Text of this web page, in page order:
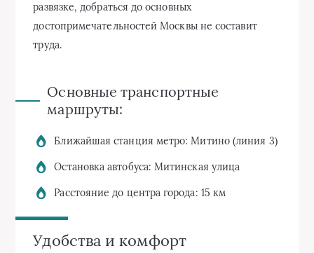
развязке, добраться до основных
достопримечательностей Москвы не составит
труда.
Основные транспортные
маршруты:
Ближайшая станция метро: Митино (линия 3)
Остановка автобуса: Митинская улица
Расстояние до центра города: 15 км
Удобства и комфорт